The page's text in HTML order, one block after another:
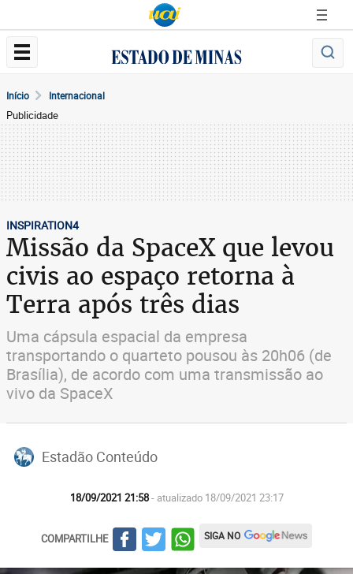
Início Internacional
Publicidade
INSPIRATION4
Missão da SpaceX que levou
civis ao espaço retorna à
Terra após três dias
Uma cápsula espacial da empresa
transportando o quarteto pousou às 20h06 (de
Brasília), de acordo com uma transmissão ao
vivo da SpaceX
Estadão Conteúdo
18/09/2021 21:58- atualizado 18/09/2021 23:17
COMPARTILHE SIGA NO